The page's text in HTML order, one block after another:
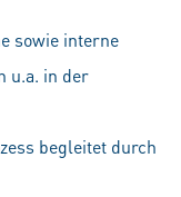
sowie interne
u.a. in der
begleitet durch